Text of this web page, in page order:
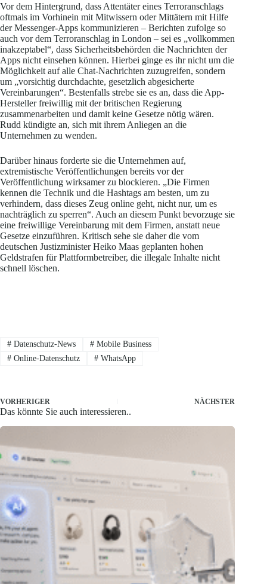
Vor dem Hintergrund, dass Attentäter eines Terroranschlags
oftmals im Vorhinein mit Mitwissern oder Mittätern mit Hilfe
der Messenger-Apps kommunizieren – Berichten zufolge so
auch vor dem Terroranschlag in London – sei es „vollkommen
inakzeptabel“, dass Sicherheitsbehörden die Nachrichten der
Apps nicht einsehen können. Hierbei ginge es ihr nicht um die
Möglichkeit auf alle Chat-Nachrichten zuzugreifen, sondern
um „vorsichtig durchdachte, gesetzlich abgesicherte
Vereinbarungen“. Bestenfalls strebe sie es an, dass die App-
Hersteller freiwillig mit der britischen Regierung
zusammenarbeiten und damit keine Gesetze nötig wären.
Rudd kündigte an, sich mit ihrem Anliegen an die
Unternehmen zu wenden.
Darüber hinaus forderte sie die Unternehmen auf,
extremistische Veröffentlichungen bereits vor der
Veröffentlichung wirksamer zu blockieren. „Die Firmen
kennen die Technik und die Hashtags am besten, um zu
verhindern, dass dieses Zeug online geht, nicht nur, um es
nachträglich zu sperren“. Auch an diesem Punkt bevorzuge sie
eine freiwillige Vereinbarung mit dem Firmen, anstatt neue
Gesetze einzuführen. Kritisch sehe sie daher die vom
deutschen Justizminister Heiko Maas geplanten hohen
Geldstrafen für Plattformbetreiber, die illegale Inhalte nicht
schnell löschen.
#Datenschutz-News #Mobile Business
#Online-Datenschutz #WhatsApp
VORHERIGER NÄCHSTER
Das könnte Sie auch interessieren..